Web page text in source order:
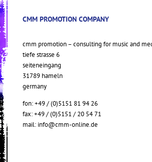
CMM PROMOTION COMPANY
cmm promotion – consulting for music and
tiefe strasse 6
seiteneingang
31789 hameln
germany
fon: +49 / (0)5151 81 94 26
fax: +49 / (0)5151 / 20 54 71
mail: info@cmm-online.de